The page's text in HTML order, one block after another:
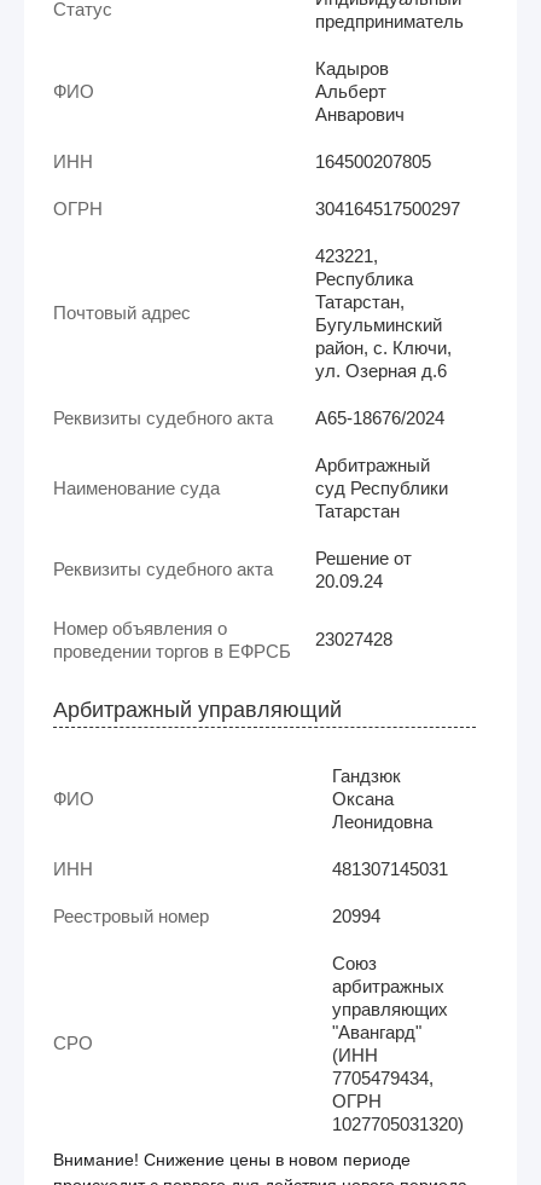
Статус
предприниматель
ФИО
Кадыров
Альберт
Анварович
ИНН 164500207805
ОГРН 304164517500297
Почтовый адрес
423221,
Республика
Татарстан,
Бугульминский
район, с. Ключи,
ул. Озерная д.6
Реквизиты судебного акта А65-18676/2024
Наименование суда
Арбитражный
суд Республики
Татарстан
Реквизиты судебного акта
Решение от
20.09.24
Номер объявления о
проведении торгов в ЕФРСБ
23027428
Арбитражный управляющий
ФИО
Гандзюк
Оксана
Леонидовна
ИНН 481307145031
Реестровый номер 20994
СРО
Союз
арбитражных
управляющих
"Авангард"
(ИНН
7705479434,
ОГРН
1027705031320)
Внимание! Снижение цены в новом периоде